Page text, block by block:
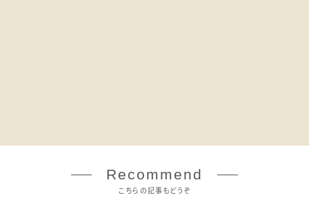
Recommend
こちらの記事もどうぞ